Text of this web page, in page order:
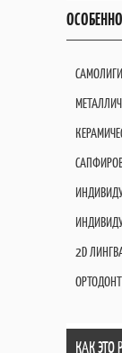
2D
КАК ЭТО